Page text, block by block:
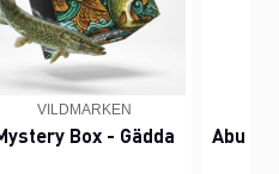
VILDMARKEN
Box - Gädda Abu